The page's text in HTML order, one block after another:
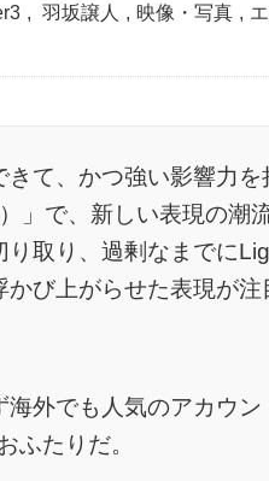
, 羽坂譲人 , 映像・写真 ,
て、かつ強い影響力
」で、新しい表現の潮
取り、過剰なまでに
び上がらせた表現が
外でも人気のアカウン
ふたりだ。